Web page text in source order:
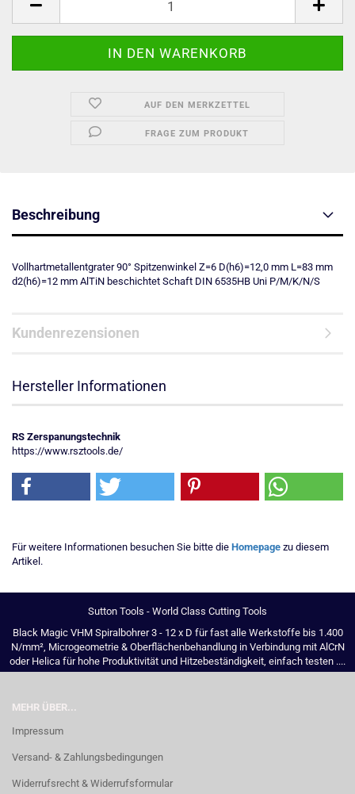
AUF DEN MERKZETTEL
FRAGE ZUM PRODUKT
Beschreibung
Vollhartmetallentgrater 90° Spitzenwinkel Z=6 D(h6)=12,0 mm L=83 mm
d2(h6)=12 mm AlTiN beschichtet Schaft DIN 6535HB Uni P/M/K/N/S
Kundenrezensionen
Hersteller Informationen
RS Zerspanungstechnik
https://www.rsztools.de/
Für weitere Informationen besuchen Sie bitte die Homepage zu diesem
Artikel.
Sutton Tools - World Class Cutting Tools
Black Magic VHM Spiralbohrer 3 - 12 x D für fast alle Werkstoffe bis 1.400
N/mm², Microgeometrie & Oberflächenbehandlung in Verbindung mit AlCrN
oder Helica für hohe Produktivität und Hitzebeständigkeit, einfach testen ....
MEHR ÜBER...
Impressum
Versand- & Zahlungsbedingungen
Widerrufsrecht & Widerrufsformular